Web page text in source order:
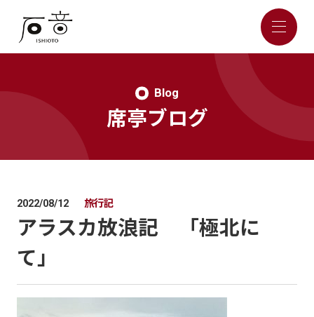
Blog
席亭ブログ
2022/08/12 旅行記
アラスカ放浪記 「極北に
て」